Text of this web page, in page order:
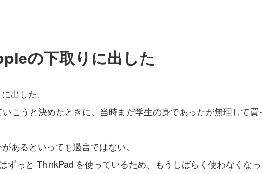
の下取りに出した
出した。
こうと決めたときに、当時まだ学生の身であったが無理して買
あるといっても過言ではない。
ずっと ThinkPad を使っているため、もうしばらく使わなくな